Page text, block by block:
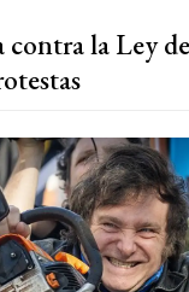
contra la Ley